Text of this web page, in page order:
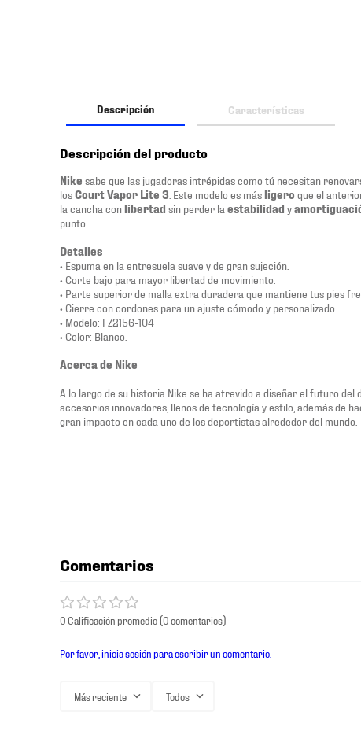
Descripción Características
Descripción del producto
Nike sabe que las jugadoras intrépidas como tú necesitan
losCourt Vapor Lite 3 . Este modelo es másligero que el
la cancha conlibertad sin perder la estabilidad y
punto.
Detalles
• Espuma en la entresuela suave y de gran sujeción.
• Corte bajo para mayor libertad de movimiento.
• Parte superior de malla extra duradera que mantiene tus pies
• Cierre con cordones para un ajuste cómodo y personalizado.
• Modelo: FZ2156-104
• Color: Blanco.
Acerca de Nike
A lo largo de su historia Nike se ha atrevido a diseñar el futuro del
accesorios innovadores, llenos de tecnología y estilo, además de
gran impacto en cada uno de los deportistas alrededor del mundo.
Comentarios
0 Calificación promedio(0 comentarios)
Por favor, inicia sesión para escribir un comentario.
Más reciente Todos